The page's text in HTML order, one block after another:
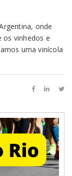
onde
os vinhedos e
uma vinícola